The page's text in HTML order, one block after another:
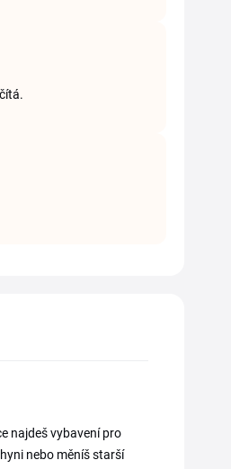
najdeš vybavení pro
nebo měníš starší